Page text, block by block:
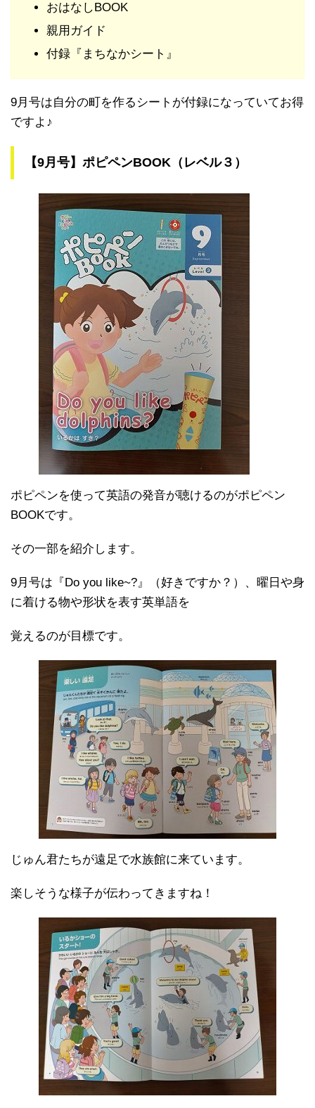
おはなしBOOK
親用ガイド
付録『まちなかシート』
9月号は自分の町を作るシートが付録になっていてお得
ですよ♪
【9月号】ポピペンBOOK（レベル３）
ポピペンを使って英語の発音が聴けるのがポピペン
BOOKです。
その一部を紹介します。
9月号は『Do you like~?』（好きですか？）、曜日や身
に着ける物や形状を表す英単語を
覚えるのが目標です。
じゅん君たちが遠足で水族館に来ています。
楽しそうな様子が伝わってきますね！